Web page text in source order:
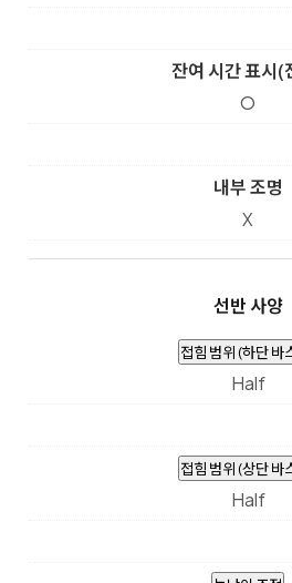
잔여 시간 표시(
O
내부 조명
X
선반 사양
접힘 범위 (하단 바
Half
접힘 범위 (상단 바
Half